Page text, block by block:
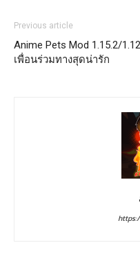
Previous article
Anime Pets Mod 1.15.2/
เพื่อนร่วมทางสุดน่ารัก